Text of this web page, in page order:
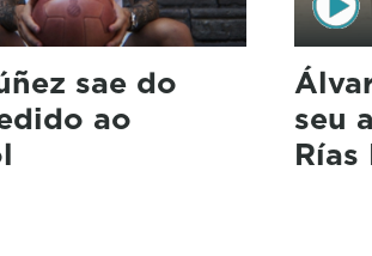
sae do
ao
seu
Rías